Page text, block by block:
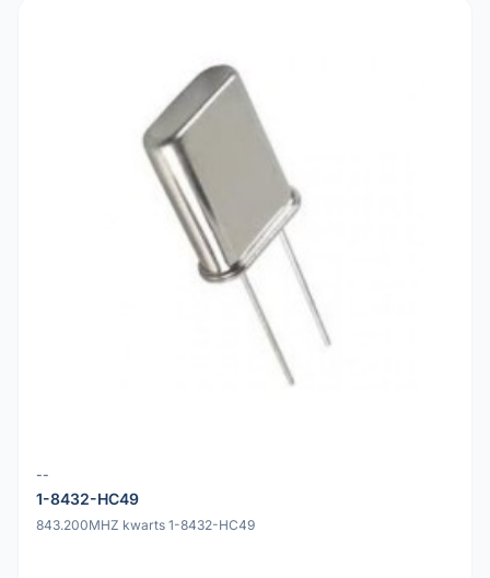
--
1-8432-HC49
843.200MHZ kwarts 1-8432-HC49